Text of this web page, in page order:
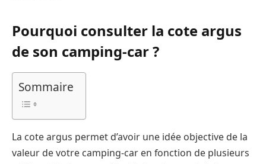
Pourquoi consulter la cote argus
de son camping-car ?
Sommaire
La cote argus permet d’avoir une idée objective de la
valeur de votre camping-car en fonction de plusieurs